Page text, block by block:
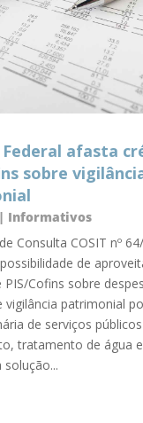
Federal afasta
sobre
Informativos
Consulta COSIT nº
de
PIS/Cofins sobre
vigilância patrimonial
de serviços
tratamento de água
solução...